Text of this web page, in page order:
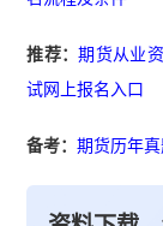
推荐：期货从业
试网上报名入口
备考：期货历年